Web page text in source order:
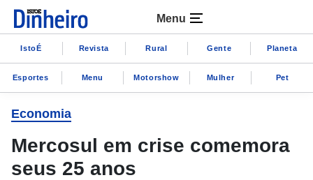
Menu
IstoÉ Revista Rural Gente Planeta
Esportes Menu Motorshow Mulher Pet
Economia
Mercosul em crise comemora
seus 25 anos